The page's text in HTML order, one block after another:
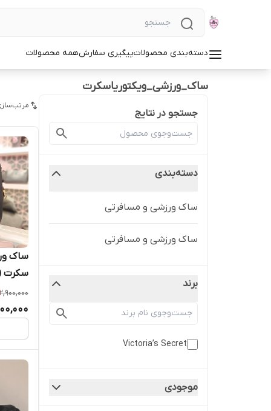
دسته‌بندی محصولاتپیگیری سفارشهمه محصولات
ساک_ورزشی_ویکتوریاسکرت
جستجو در نتایج
دسته‌بندی
ساک ورزشی و مسافرتی
ساک ورزشی و مسافرتی
برند
Victoria’s Secret
موجودی
ساک
سکرت (
2,900,000